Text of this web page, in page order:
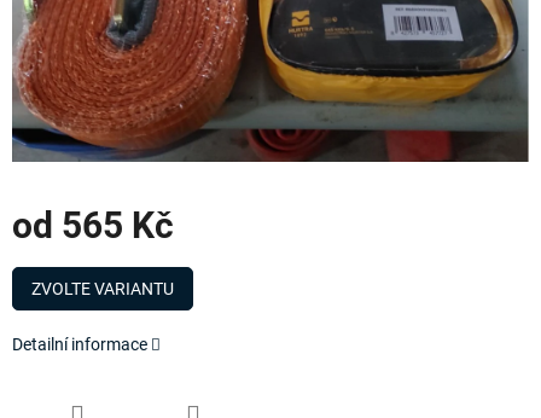
od 565 Kč
Měrná
cena:
ZVOLTE VARIANTU
Detailní informace